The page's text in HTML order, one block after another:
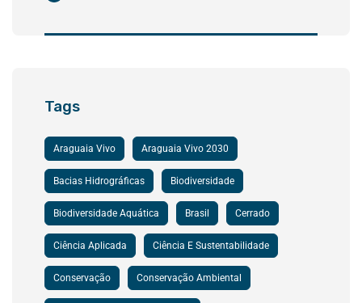
Tags
Araguaia Vivo Araguaia Vivo 2030
Bacias Hidrográficas Biodiversidade
Biodiversidade Aquática Brasil Cerrado
Ciência Aplicada Ciência E Sustentabilidade
Conservação Conservação Ambiental